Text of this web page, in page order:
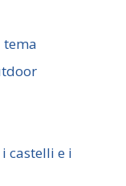
tema
castelli e i